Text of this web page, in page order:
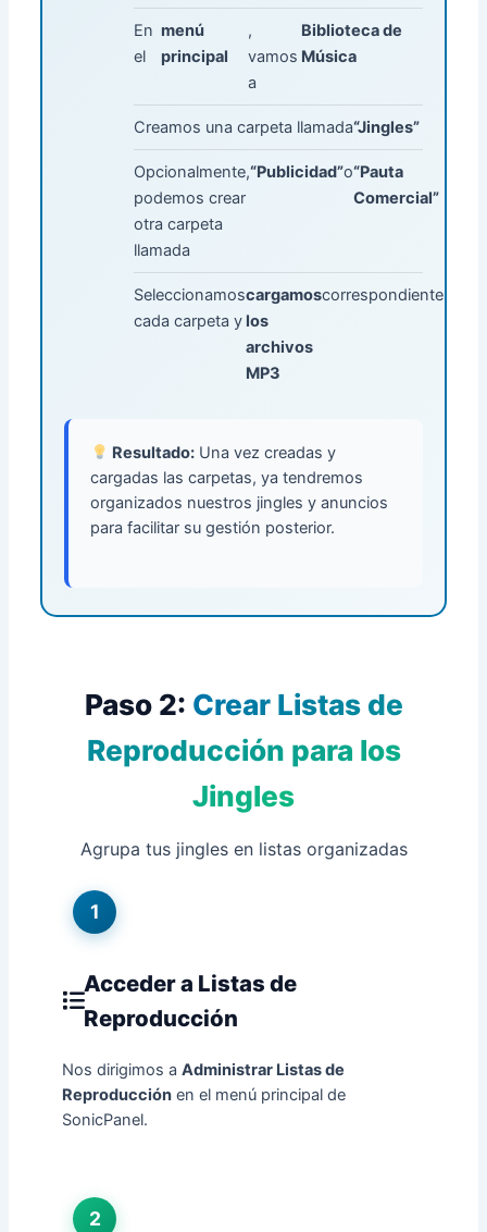
En
el
menú
principal
,
vamos
a
Biblioteca de
Música
Creamos una carpeta llamada“Jingles”
Opcionalmente,
podemos crear
otra carpeta
llamada
“Publicidad”o“Pauta
Comercial”
Seleccionamos
cada carpeta y
cargamos
los
archivos
MP3
correspondientes
Resultado: Una vez creadas y
cargadas las carpetas, ya tendremos
organizados nuestros jingles y anuncios
para facilitar su gestión posterior.
Paso 2: Crear Listas de
Reproducción para los
Jingles
Agrupa tus jingles en listas organizadas
1
Acceder a Listas de
Reproducción
Nos dirigimos aAdministrar Listas de
Reproducción en el menú principal de
SonicPanel.
2